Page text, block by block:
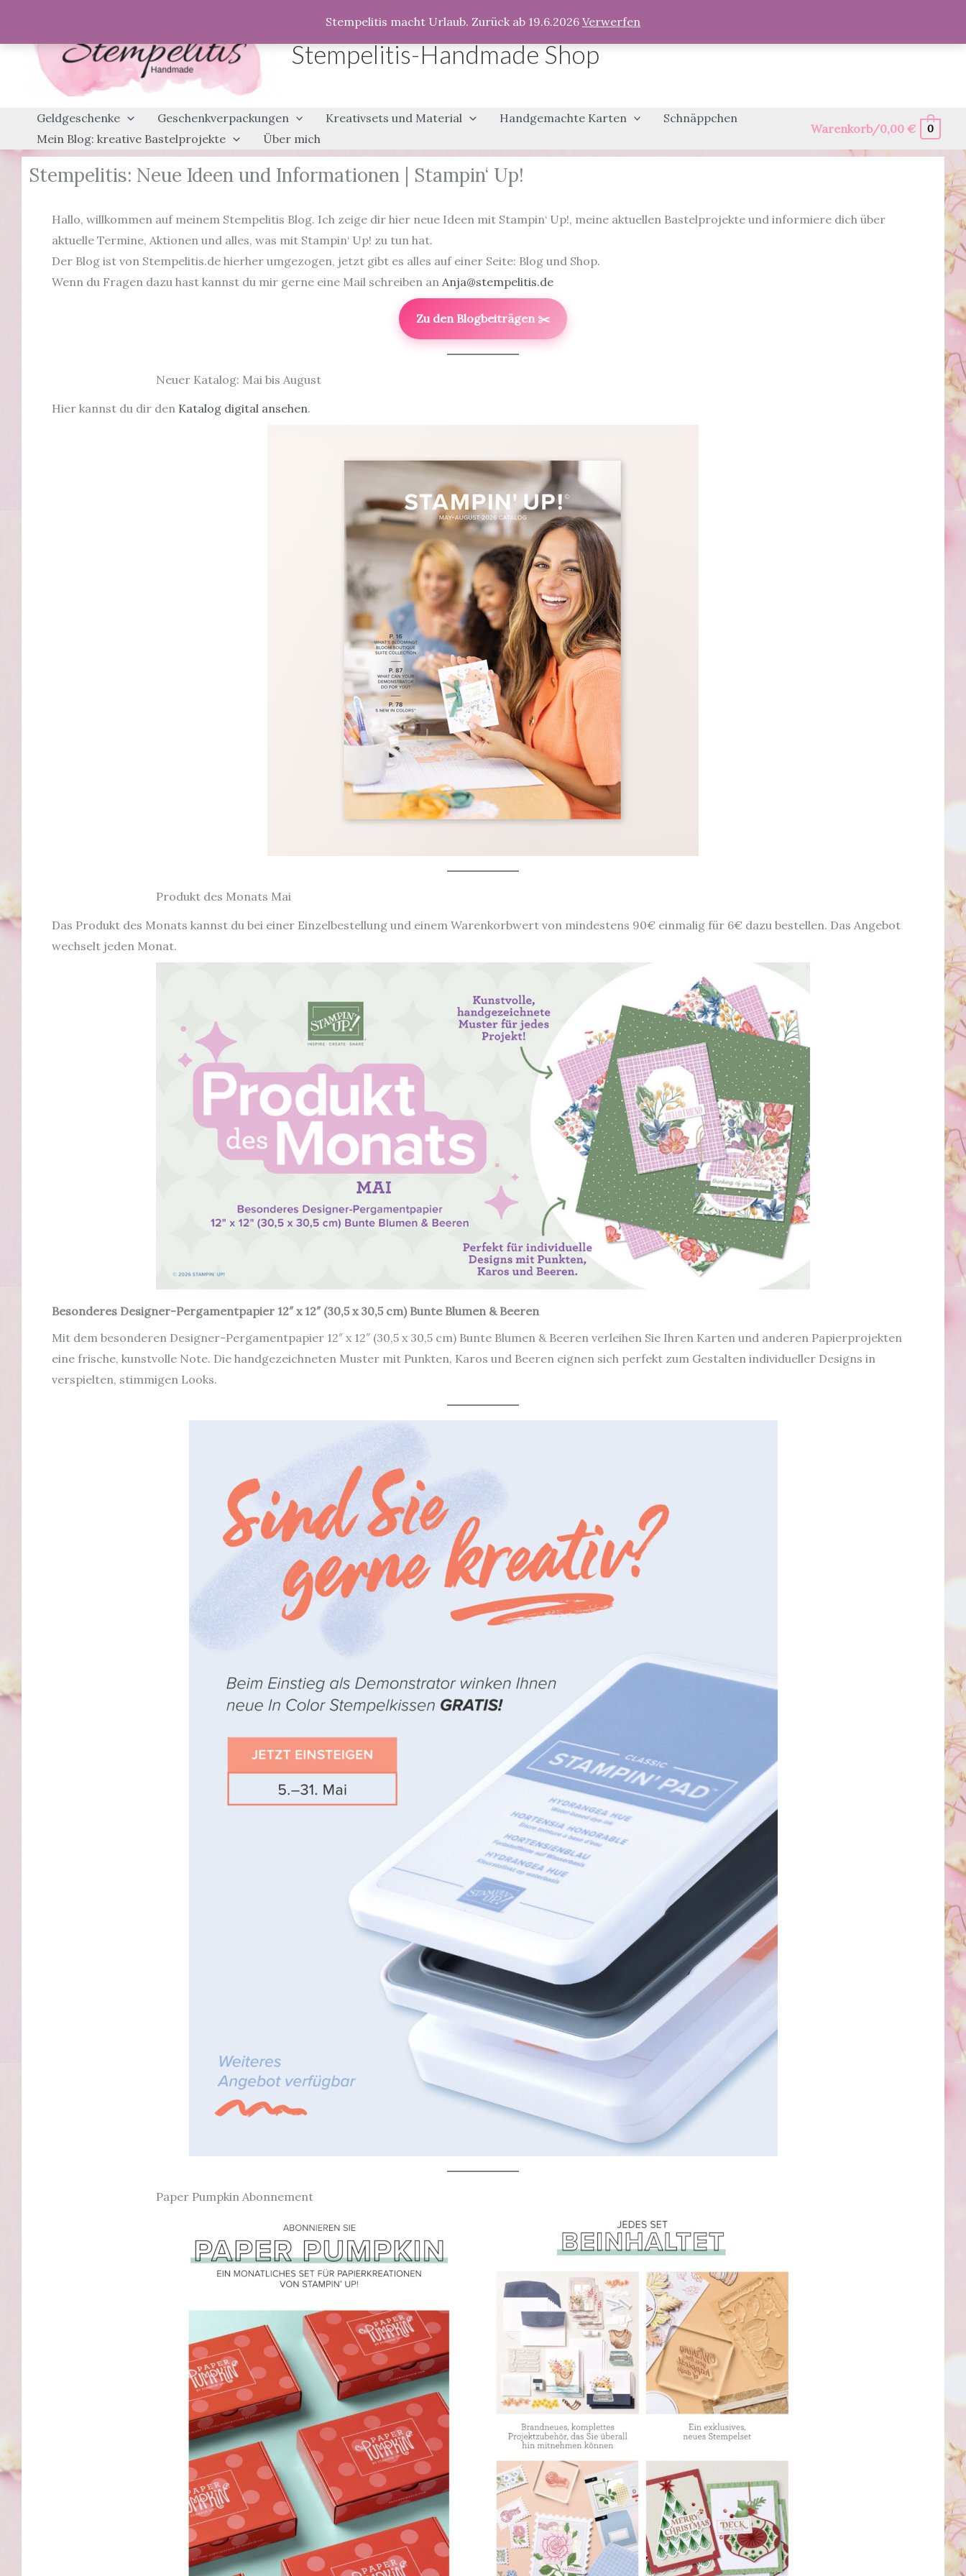
Stempelitis macht Urlaub. Zurück ab 19.6.2026 Verwerfen
springen
Stempelitis-Handmade Shop
Geldgeschenke Geschenkverpackungen Kreativsets und Material Handgemachte Karten
Schnäppchen
Mein Blog: kreative Bastelprojekte
Über mich
Warenkorb/0,00€ 0
Stempelitis: Neue Ideen und Informationen | Stampin‘ Up!
Hallo, willkommen auf meinem Stempelitis Blog. Ich zeige dir hier neue Ideen mit Stampin‘ Up!, meine aktuellen Bastelprojekte und informiere dich über
aktuelle Termine, Aktionen und alles, was mit Stampin‘ Up! zu tun hat.
Der Blog ist von Stempelitis.de hierher umgezogen, jetzt gibt es alles auf einer Seite: Blog und Shop.
Wenn du Fragen dazu hast kannst du mir gerne eine Mail schreiben an Anja@stempelitis.de
Zu den Blogbeiträgen ✂️
Neuer Katalog: Mai bis August
Hier kannst du dir den Katalog digital ansehen.
Produkt des Monats Mai
Das Produkt des Monats kannst du bei einer Einzelbestellung und einem Warenkorbwert von mindestens 90€ einmalig für 6€ dazu bestellen. Das Angebot
wechselt jeden Monat.
Besonderes Designer-Pergamentpapier 12″ x 12″ (30,5 x 30,5 cm) Bunte Blumen & Beeren
Mit dem besonderen Designer-Pergamentpapier 12″ x 12″ (30,5 x 30,5 cm) Bunte Blumen & Beeren verleihen Sie Ihren Karten und anderen Papierprojekten
eine frische, kunstvolle Note. Die handgezeichneten Muster mit Punkten, Karos und Beeren eignen sich perfekt zum Gestalten individueller Designs in
verspielten, stimmigen Looks.
Paper Pumpkin Abonnement